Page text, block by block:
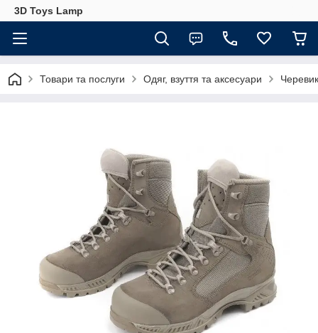
3D Toys Lamp
Товари та послуги Одяг, взуття та аксесуари